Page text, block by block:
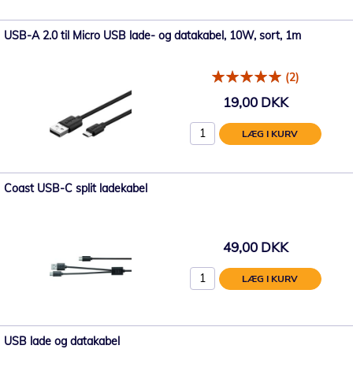
USB-A 2.0 til Micro USB lade- og datakabel, 10W, sort, 1m
(2)
19,00 DKK
LÆG I KURV
Coast USB-C split ladekabel
49,00 DKK
LÆG I KURV
USB lade og datakabel